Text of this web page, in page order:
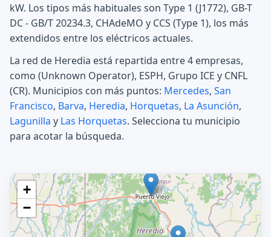
kW. Los tipos más habituales son Type 1 (J1772), GB-T
DC - GB/T 20234.3, CHAdeMO y CCS (Type 1), los más
extendidos entre los eléctricos actuales.
La red de Heredia está repartida entre 4 empresas,
como (Unknown Operator), ESPH, Grupo ICE y CNFL
(CR). Municipios con más puntos: Mercedes, San
Francisco, Barva, Heredia, Horquetas, La Asunción,
Lagunilla y Las Horquetas. Selecciona tu municipio
para acotar la búsqueda.
+
−